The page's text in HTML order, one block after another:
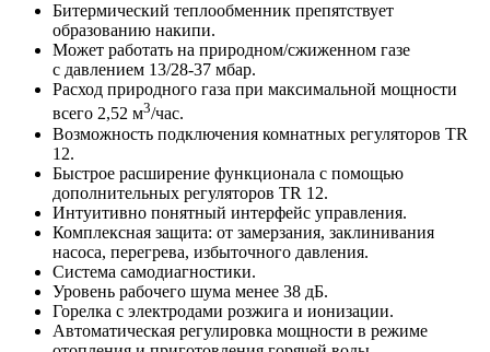
Битермический теплообменник препятствует
образованию накипи.
Может работать на природном/сжиженном газе
с давлением 13/28-37 мбар.
Расход природного газа при максимальной мощности
всего 2,52 м3/час.
Возможность подключения комнатных регуляторов TR
12.
Быстрое расширение функционала с помощью
дополнительных регуляторов TR 12.
Интуитивно понятный интерфейс управления.
Комплексная защита: от замерзания, заклинивания
насоса, перегрева, избыточного давления.
Система самодиагностики.
Уровень рабочего шума менее 38 дБ.
Горелка с электродами розжига и ионизации.
Автоматическая регулировка мощности в режиме